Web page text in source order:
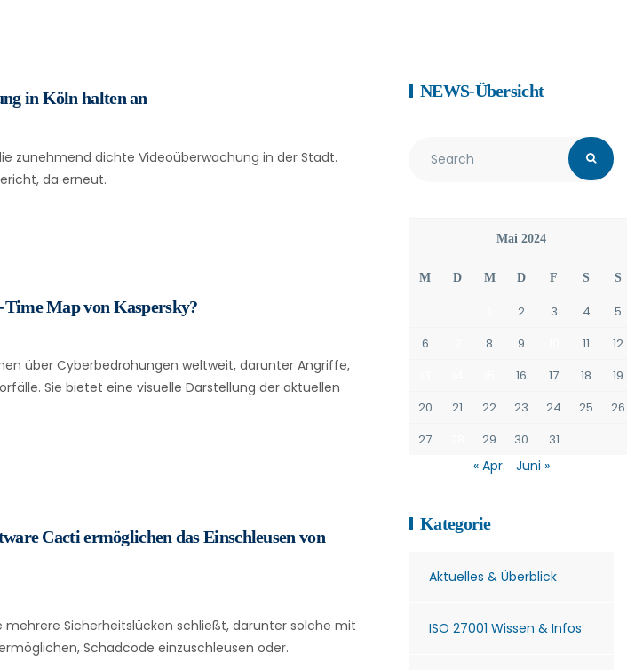
in Köln halten an
zunehmend dichte Videoüberwachung in der Stadt.
da erneut.
Time Map von Kaspersky?
über Cyberbedrohungen weltweit, darunter Angriffe,
Sie bietet eine visuelle Darstellung der aktuellen
Cacti ermöglichen das Einschleusen von
mehrere Sicherheitslücken schließt, darunter solche mit
Schadcode einzuschleusen oder.
NEWS-Übersicht
Mai 2024
M D M D F S S
2 3 4
5
6
8 9 11
12
16 17 18
19
20
21 22 23 24 25
26
27
29 30 31
« Apr. Juni »
Kategorie
Aktuelles & Überblick
ISO 27001 Wissen & Infos